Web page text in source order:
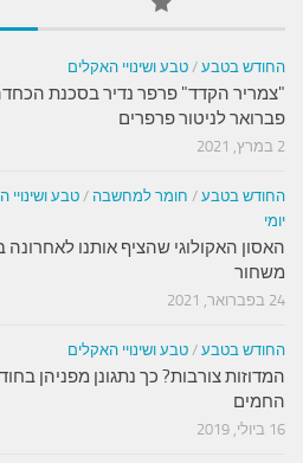
החודש בטבע / טבע ושינויי האקלים
"צמריר הקדד" פרפר נדיר בסכנת
פברואר לניטור פרפרים
2 במרץ, 2021
החודש בטבע / חומר למחשבה /טבע ושינויי
יומי
האסון האקולוגי שהציף אותנו
משחור
24 בפברואר, 2021
החודש בטבע / טבע ושינויי האקלים
המדוזות צורבות? כך נתגונן מפניהן
החמים
16 ביולי, 2019